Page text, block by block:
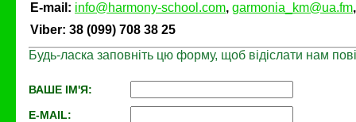
E-mail: info@harmony-school.com, garmonia_km@ua.fm
Viber: 38 (099) 708 38 25
Будь-ласка заповніть цю форму, щоб відіслати нам
ВАШЕ ІМ'Я:
E-MAIL: